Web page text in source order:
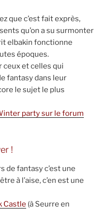
que c’est fait exprès,
qu’on a su surmonter
elbakin fonctionne
époques.
ceux et celles qui
fantasy dans leur
le sujet le plus
party sur le forum
!
de fantasy c’est une
à l’aise, c’en est une
Castle (à Seurre en